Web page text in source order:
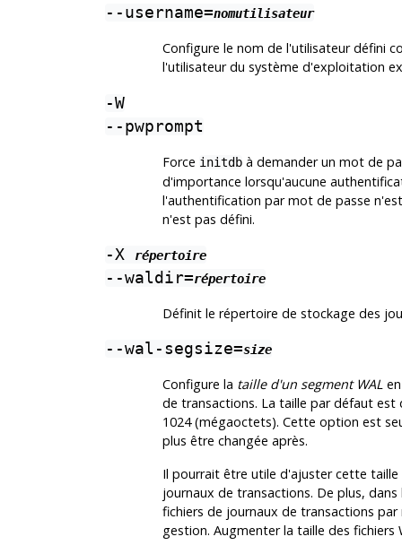
--username=nomutilisateur
Configure le nom de l'utilisateur défini
l'utilisateur du système d'exploitation
-W
--pwprompt
Force initdbà demander un mot de
d'importance lorsqu'aucune
l'authentification par mot de passe
n'est pas défini.
-X répertoire
--waldir=répertoire
Définit le répertoire de stockage des
--wal-segsize=size
Configure la taille d'un segment WALen
de transactions. La taille par défaut est
1024 (mégaoctets). Cette option est
plus être changée après.
Il pourrait être utile d'ajuster cette
journaux de transactions. De plus,
fichiers de journaux de transactions
gestion. Augmenter la taille des fichiers